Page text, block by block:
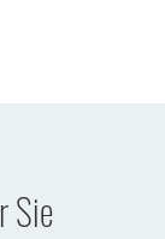
Sie